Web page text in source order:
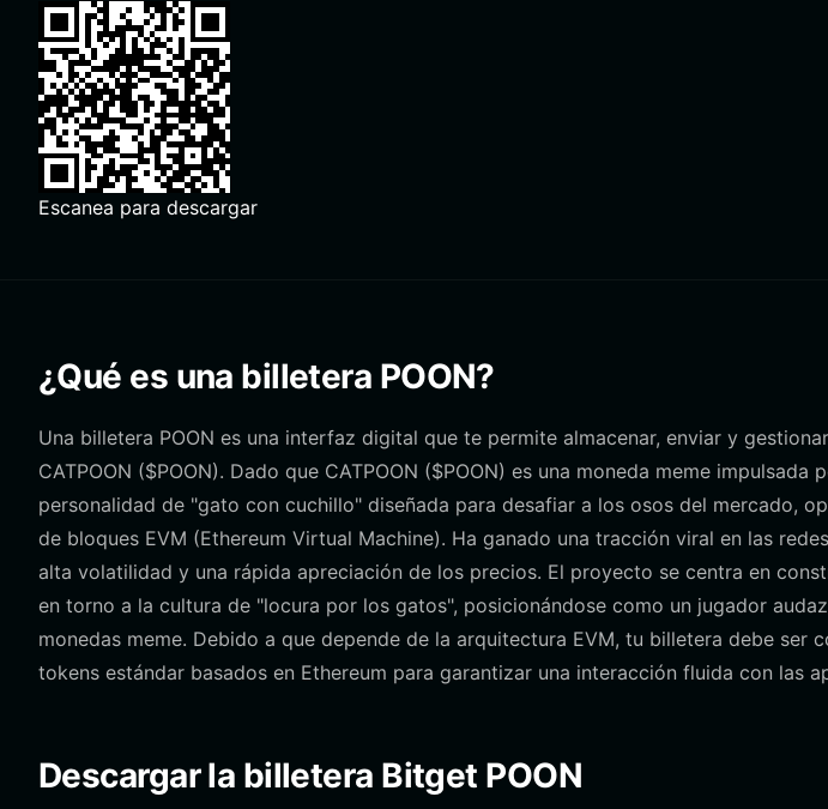
Escanea para descargar
¿Qué es una billetera POON?
Una billetera POON es una interfaz digital que te permite almacenar, enviar y
CATPOON ($POON). Dado que CATPOON ($POON) es una moneda meme impulsada
personalidad de "gato con cuchillo" diseñada para desafiar a los osos del mercado,
de bloques EVM (Ethereum Virtual Machine). Ha ganado una tracción viral en las
alta volatilidad y una rápida apreciación de los precios. El proyecto se centra en
en torno a la cultura de "locura por los gatos", posicionándose como un jugador
monedas meme. Debido a que depende de la arquitectura EVM, tu billetera debe ser
tokens estándar basados en Ethereum para garantizar una interacción fluida con las
Descargar la billetera Bitget POON